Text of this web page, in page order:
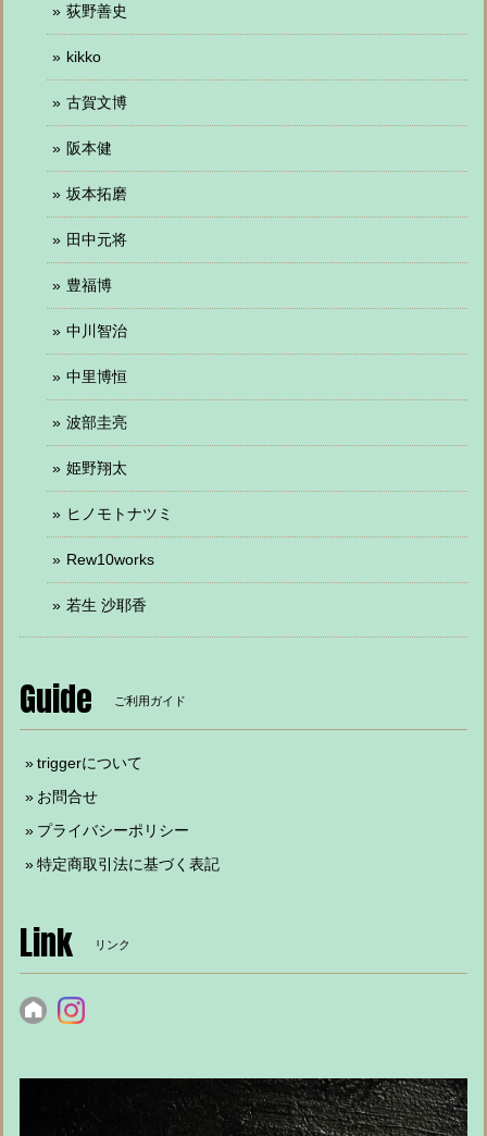
荻野善史
kikko
古賀文博
阪本健
坂本拓磨
田中元将
豊福博
中川智治
中里博恒
波部圭亮
姫野翔太
ヒノモトナツミ
Rew10works
若生 沙耶香
Guide ご利用ガイド
triggerについて
お問合せ
プライバシーポリシー
特定商取引法に基づく表記
Link リンク